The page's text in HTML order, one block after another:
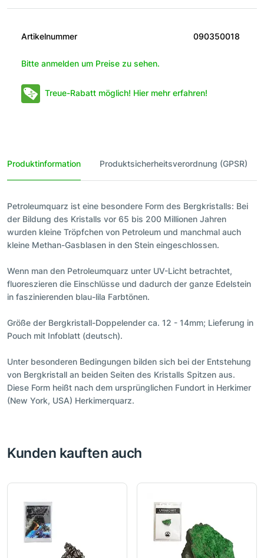
Artikelnummer 090350018
Bitte anmelden um Preise zu sehen.
Treue-Rabatt möglich! Hier mehr erfahren!
Produktinformation Produktsicherheitsverordnung (GPSR)
Petroleumquarz ist eine besondere Form des Bergkristalls: Bei
der Bildung des Kristalls vor 65 bis 200 Millionen Jahren
wurden kleine Tröpfchen von Petroleum und manchmal auch
kleine Methan-Gasblasen in den Stein eingeschlossen.
Wenn man den Petroleumquarz unter UV-Licht betrachtet,
fluoreszieren die Einschlüsse und dadurch der ganze Edelstein
in faszinierenden blau-lila Farbtönen.
Größe der Bergkristall-Doppelender ca. 12 - 14mm; Lieferung in
Pouch mit Infoblatt (deutsch).
Unter besonderen Bedingungen bilden sich bei der Entstehung
von Bergkristall an beiden Seiten des Kristalls Spitzen aus.
Diese Form heißt nach dem ursprünglichen Fundort in Herkimer
(New York, USA) Herkimerquarz.
Kunden kauften auch